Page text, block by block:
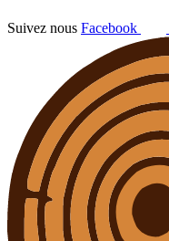
Suivez nous Facebook